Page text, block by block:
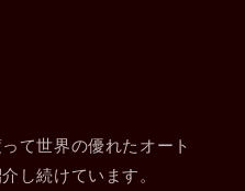
て世界の優れたオート
し続けています。